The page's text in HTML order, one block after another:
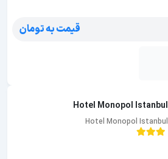
قیمت به تومان
Hotel Monopol Istanbul
Hotel Monopol Istanbul